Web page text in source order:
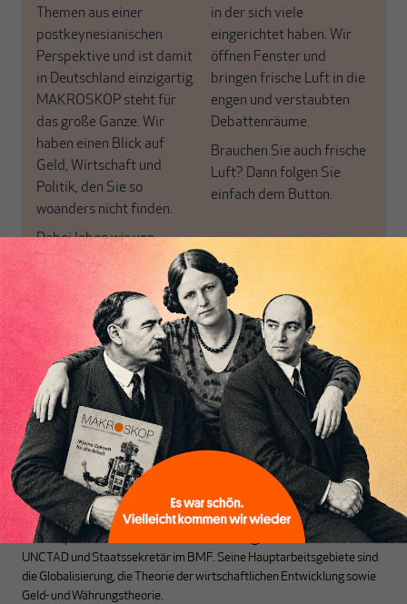
Themen aus einer
postkeynesianischen
Perspektive und ist damit
in Deutschland einzigartig.
MAKROSKOP steht für
das große Ganze. Wir
haben einen Blick auf
Geld, Wirtschaft und
Politik, den Sie so
woanders nicht finden.
Dabei leben wir von
unseren Autoren, ihren
Recherchen, ihrem Wissen
und ihrem Enthusiasmus.
Gemeinsam scheren wir
aus den schmaler
werdenden Leitplanken
des Denkens aus.
in der sich viele
eingerichtet haben. Wir
öffnen Fenster und
bringen frische Luft in die
engen und verstaubten
Debattenräume.
Brauchen Sie auch frische
Luft? Dann folgen Sie
einfach dem Button.
ABONNIEREN SIE
MAKROSKOP
Schon Abonnent? Dann
hiereinloggen!
Heiner Flassbeck ist Mitbegründer von MAKROSKOP.Er war
Honorarprofessor an der Universität Hamburg, Chef-Volkswirt der
UNCTAD und Staatssekretär im BMF. Seine Hauptarbeitsgebiete sind
die Globalisierung, die Theorie der wirtschaftlichen Entwicklung sowie
Geld- und Währungstheorie.